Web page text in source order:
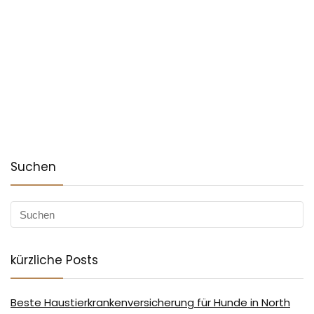
Suchen
kürzliche Posts
Beste Haustierkrankenversicherung für Hunde in North